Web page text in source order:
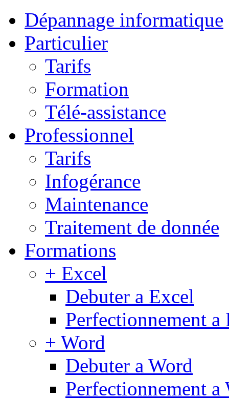
Dépannage informatique
Particulier
Tarifs
Formation
Télé-assistance
Professionnel
Tarifs
Infogérance
Maintenance
Traitement de donnée
Formations
+ Excel
Debuter a Excel
Perfectionnement a
+ Word
Debuter a Word
Perfectionnement a